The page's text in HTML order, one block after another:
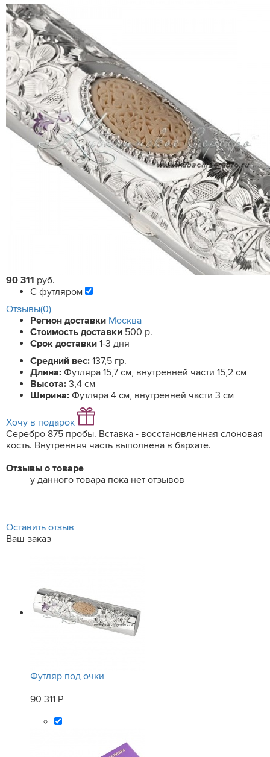
90 311 руб.
С футляром
Отзывы(0)
Регион доставки Москва
Стоимость доставки 500 р.
Срок доставки 1-3 дня
Средний вес: 137,5 гр.
Длина: Футляра 15,7 см, внутренней части 15,2 см
Высота: 3,4 см
Ширина: Футляра 4 см, внутренней части 3 см
Хочу в подарок
Серебро 875 пробы. Вставка - восстановленная слоновая
кость. Внутренняя часть выполнена в бархате.
Отзывы о товаре
у данного товара пока нет отзывов
Оставить отзыв
Ваш заказ
Футляр под очки
90 311 Р